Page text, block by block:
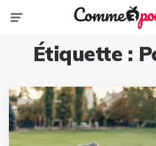
Étiquette :